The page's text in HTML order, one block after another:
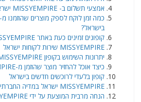
אמצעי תשלום ב- MISSYEMPIRE ישראל
בישראל?
קופונים זמינים כעת באתר MISSYEMPIRE ישראל
MISSYEMPIRE שירות לקוחות ישראל
יתרונות השימוש בקופון MISSYEMPIRE בישראל
כיצד אוכל להחזיר מוצר שהוזמן מ-MISSYEMPIRE מישראל?
קופון בלעדי לרוכשים חדשים בישראל
MISSYEMPIRE ישראל במדיה החברתית